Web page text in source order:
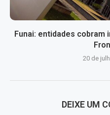
Funai: entidades cobram
20 de
DEIXE UM